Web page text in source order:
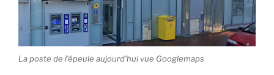
La poste de l’épeule aujourd’hui vue Googlemaps